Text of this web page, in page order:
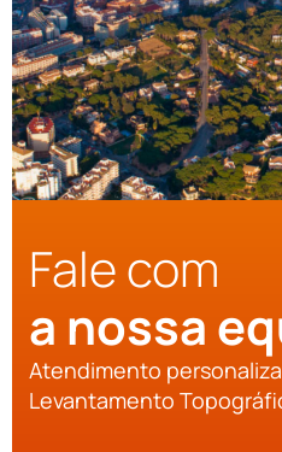
Fale com
a nossa
Atendimento
Levantamento